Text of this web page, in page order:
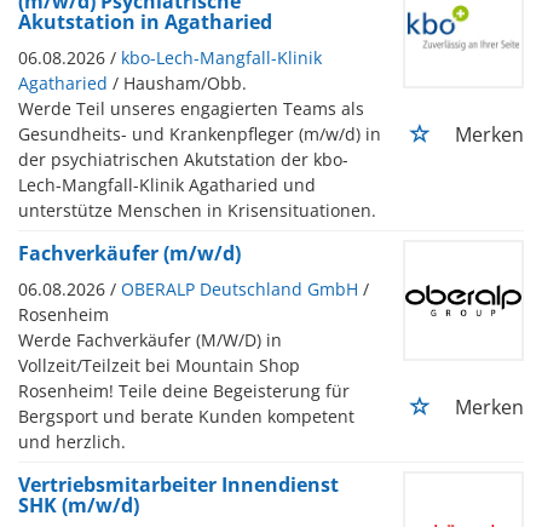
Akutstation in Agatharied
06.08.2026 / kbo-Lech-Mangfall-Klinik
Agatharied / Hausham/Obb.
Werde Teil unseres engagierten Teams als
Gesundheits- und Krankenpfleger (m/w/d) in
der psychiatrischen Akutstation der kbo-
Lech-Mangfall-Klinik Agatharied und
unterstütze Menschen in Krisensituationen.
Merken
Fachverkäufer (m/w/d)
06.08.2026 / OBERALP Deutschland GmbH /
Rosenheim
Werde Fachverkäufer (M/W/D) in
Vollzeit/Teilzeit bei Mountain Shop
Rosenheim! Teile deine Begeisterung für
Bergsport und berate Kunden kompetent
und herzlich.
Merken
Vertriebsmitarbeiter Innendienst
SHK (m/w/d)